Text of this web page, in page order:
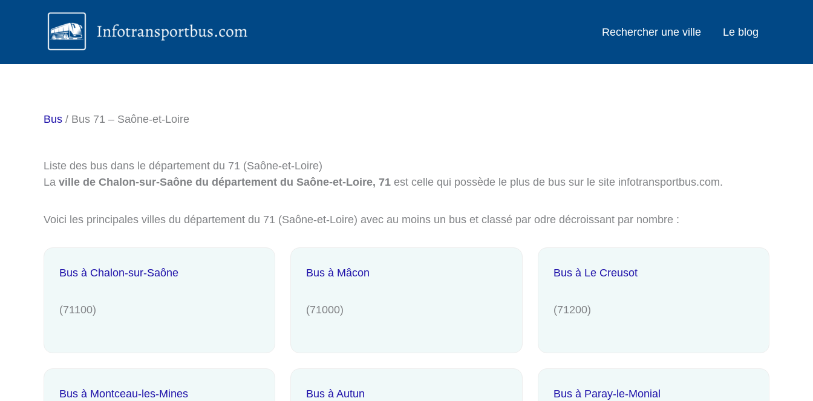
Rechercher une ville Le blog
Bus / Bus 71 – Saône-et-Loire
Liste des bus dans le département du 71 (Saône-et-Loire)
La ville de Chalon-sur-Saône du département du Saône-et-Loire, 71 est celle qui possède le plus de bus sur le site infotransportbus.com.
Voici les principales villes du département du 71 (Saône-et-Loire) avec au moins un bus et classé par odre décroissant par nombre :
Bus à Chalon-sur-Saône
(71100)
Bus à Mâcon
(71000)
Bus à Le Creusot
(71200)
Bus à Montceau-les-Mines Bus à Autun Bus à Paray-le-Monial